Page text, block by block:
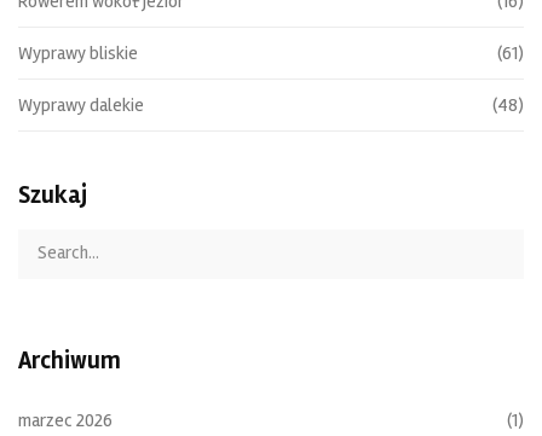
Wyprawy bliskie (61)
Wyprawy dalekie (48)
Szukaj
Archiwum
marzec 2026 (1)